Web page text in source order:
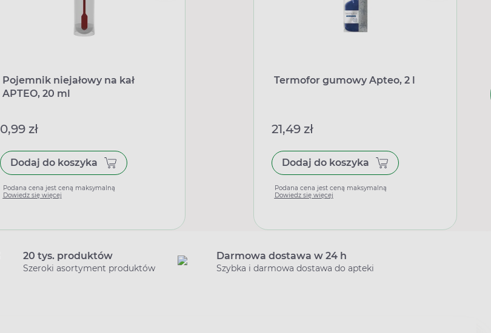
Pojemnik niejałowy na kał
APTEO, 20 ml
0,99 zł
Dodaj do koszyka
Podana cena jest ceną maksymalną
Dowiedz się więcej
Termofor gumowy Apteo, 2 l
21,49 zł
Dodaj do koszyka
Podana cena jest ceną maksymalną
Dowiedz się więcej
20 tys. produktów
Szeroki asortyment produktów
Darmowa dostawa w 24 h
Szybka i darmowa dostawa do apteki